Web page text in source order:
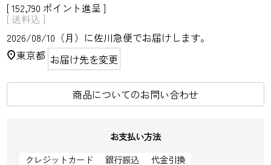
[152,790 ポイント進呈 ]
送料込
2026/08/10（月） に佐川急便でお届けします。
東京都 お届け先を変更
商品についてのお問い合わせ
お支払い方法
クレジットカード
銀行振込
代金引換